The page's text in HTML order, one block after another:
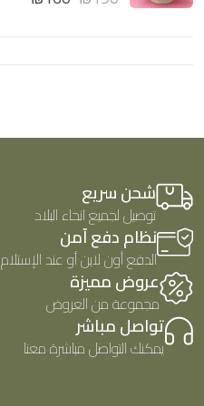
م
شحن سريع
توصيل لجميع انحاء البلاد
نظام دفع آمن
الدفع أون لاين أو عند الإستلام
عروض مميزة
مجموعة من العروض
تواصل مباشر
يمكنك التواصل مباشرة معنا